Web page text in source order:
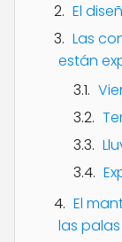
El
Las
están
El
las palas